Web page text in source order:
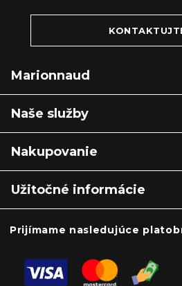
Marionnaud
Naše služby
Nakupovanie
Užitočné informácie
Prijímame nasledujúce